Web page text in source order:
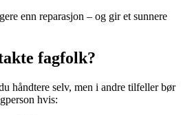
enn reparasjon – og gir et sunnere
fagfolk?
håndtere selv, men i andre tilfeller bør
hvis: